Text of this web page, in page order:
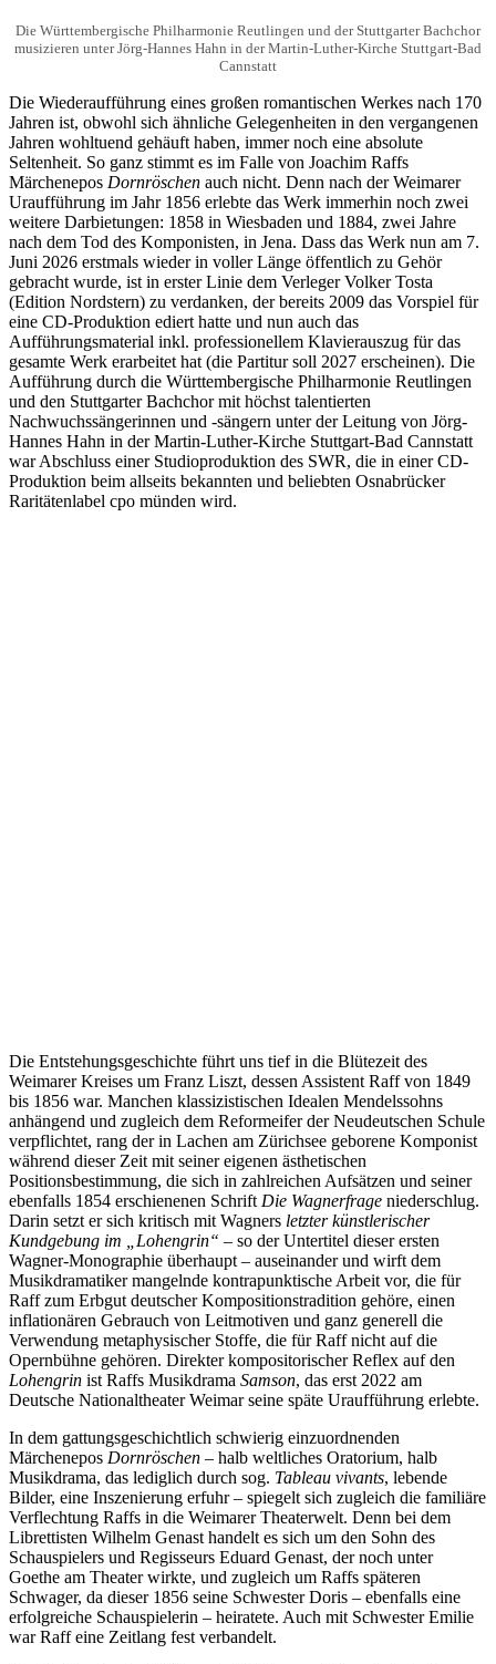
Die Württembergische Philharmonie Reutlingen und der Stuttgarter Bachchor
musizieren unter Jörg-Hannes Hahn in der Martin-Luther-Kirche Stuttgart-Bad
Cannstatt
Die Wiederaufführung eines großen romantischen Werkes nach 170
Jahren ist, obwohl sich ähnliche Gelegenheiten in den vergangenen
Jahren wohltuend gehäuft haben, immer noch eine absolute
Seltenheit. So ganz stimmt es im Falle von Joachim Raffs
Märchenepos Dornröschen auch nicht. Denn nach der Weimarer
Uraufführung im Jahr 1856 erlebte das Werk immerhin noch zwei
weitere Darbietungen: 1858 in Wiesbaden und 1884, zwei Jahre
nach dem Tod des Komponisten, in Jena. Dass das Werk nun am 7.
Juni 2026 erstmals wieder in voller Länge öffentlich zu Gehör
gebracht wurde, ist in erster Linie dem Verleger Volker Tosta
(Edition Nordstern) zu verdanken, der bereits 2009 das Vorspiel für
eine CD-Produktion ediert hatte und nun auch das
Aufführungsmaterial inkl. professionellem Klavierauszug für das
gesamte Werk erarbeitet hat (die Partitur soll 2027 erscheinen). Die
Aufführung durch die Württembergische Philharmonie Reutlingen
und den Stuttgarter Bachchor mit höchst talentierten
Nachwuchssängerinnen und -sängern unter der Leitung von Jörg-
Hannes Hahn in der Martin-Luther-Kirche Stuttgart-Bad Cannstatt
war Abschluss einer Studioproduktion des SWR, die in einer CD-
Produktion beim allseits bekannten und beliebten Osnabrücker
Raritätenlabel cpo münden wird.
Die Entstehungsgeschichte führt uns tief in die Blütezeit des
Weimarer Kreises um Franz Liszt, dessen Assistent Raff von 1849
bis 1856 war. Manchen klassizistischen Idealen Mendelssohns
anhängend und zugleich dem Reformeifer der Neudeutschen Schule
verpflichtet, rang der in Lachen am Zürichsee geborene Komponist
während dieser Zeit mit seiner eigenen ästhetischen
Positionsbestimmung, die sich in zahlreichen Aufsätzen und seiner
ebenfalls 1854 erschienenen Schrift Die Wagnerfrage niederschlug.
Darin setzt er sich kritisch mit Wagners letzter künstlerischer
Kundgebung im „Lohengrin“ – so der Untertitel dieser ersten
Wagner-Monographie überhaupt – auseinander und wirft dem
Musikdramatiker mangelnde kontrapunktische Arbeit vor, die für
Raff zum Erbgut deutscher Kompositionstradition gehöre, einen
inflationären Gebrauch von Leitmotiven und ganz generell die
Verwendung metaphysischer Stoffe, die für Raff nicht auf die
Opernbühne gehören. Direkter kompositorischer Reflex auf den
Lohengrin ist Raffs Musikdrama Samson, das erst 2022 am
Deutsche Nationaltheater Weimar seine späte Uraufführung erlebte.
In dem gattungsgeschichtlich schwierig einzuordnenden
Märchenepos Dornröschen – halb weltliches Oratorium, halb
Musikdrama, das lediglich durch sog. Tableau vivants, lebende
Bilder, eine Inszenierung erfuhr – spiegelt sich zugleich die familiäre
Verflechtung Raffs in die Weimarer Theaterwelt. Denn bei dem
Librettisten Wilhelm Genast handelt es sich um den Sohn des
Schauspielers und Regisseurs Eduard Genast, der noch unter
Goethe am Theater wirkte, und zugleich um Raffs späteren
Schwager, da dieser 1856 seine Schwester Doris – ebenfalls eine
erfolgreiche Schauspielerin – heiratete. Auch mit Schwester Emilie
war Raff eine Zeitlang fest verbandelt.